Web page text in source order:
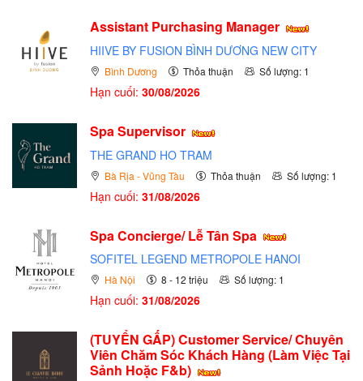
Assistant Purchasing Manager
HIIVE BY FUSION BÌNH DƯƠNG NEW CITY
Bình Dương Thỏa thuận Số lượng: 1
Hạn cuối: 30/08/2026
Spa Supervisor
THE GRAND HO TRAM
Bà Rịa - Vũng Tàu Thỏa thuận Số lượng: 1
Hạn cuối: 31/08/2026
Spa Concierge/ Lễ Tân Spa
SOFITEL LEGEND METROPOLE HANOI
Hà Nội 8 - 12 triệu Số lượng: 1
Hạn cuối: 31/08/2026
(TUYỂN GẤP)Customer Service/ Chuyên
Viên Chăm Sóc Khách Hàng (Làm Việc Tại
Sảnh Hoặc F&b)